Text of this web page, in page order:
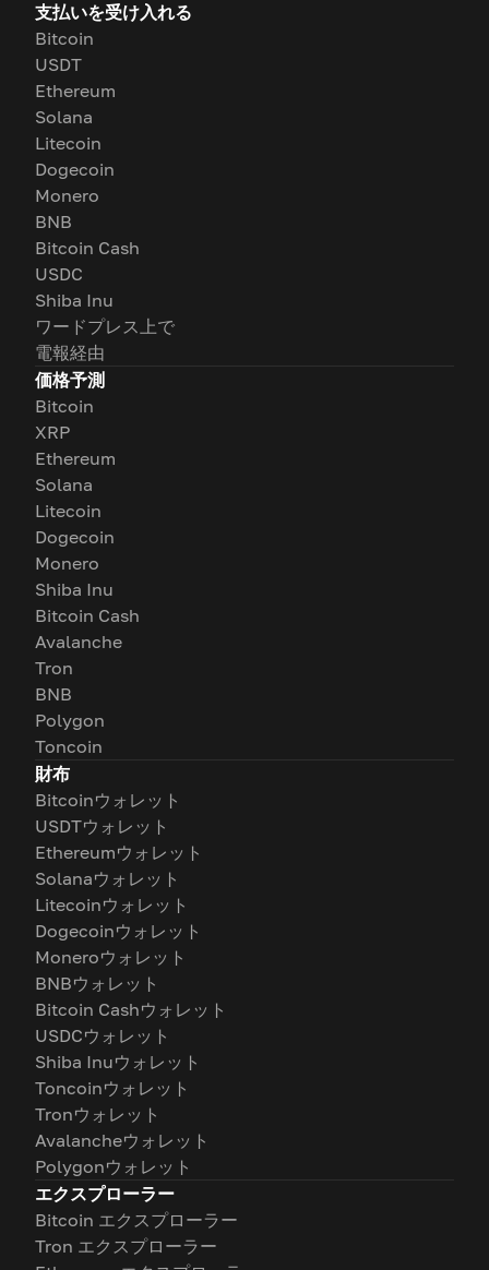
支払いを受け入れる
Bitcoin
USDT
Ethereum
Solana
Litecoin
Dogecoin
Monero
BNB
Bitcoin Cash
USDC
Shiba Inu
ワードプレス上で
電報経由
価格予測
Bitcoin
XRP
Ethereum
Solana
Litecoin
Dogecoin
Monero
Shiba Inu
Bitcoin Cash
Avalanche
Tron
BNB
Polygon
Toncoin
財布
Bitcoinウォレット
USDTウォレット
Ethereumウォレット
Solanaウォレット
Litecoinウォレット
Dogecoinウォレット
Moneroウォレット
BNBウォレット
Bitcoin Cashウォレット
USDCウォレット
Shiba Inuウォレット
Toncoinウォレット
Tronウォレット
Avalancheウォレット
Polygonウォレット
エクスプローラー
Bitcoin エクスプローラー
Tron エクスプローラー